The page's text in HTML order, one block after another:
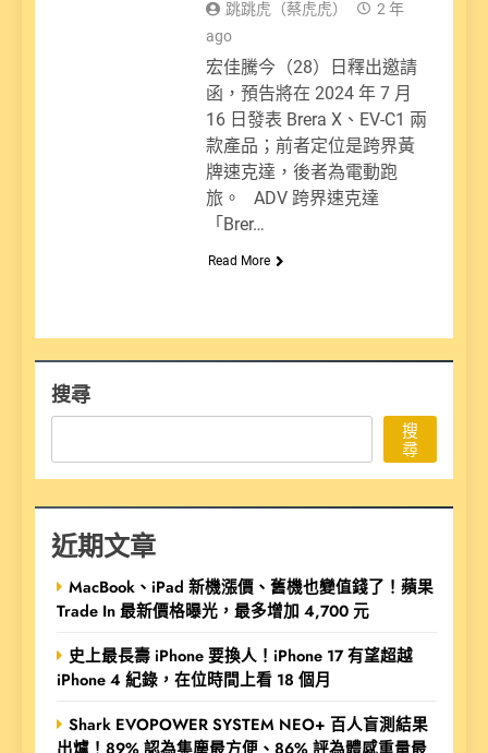
跳跳虎（蔡虎虎）
2 年
ago
宏佳騰今（28）日釋出邀請
函，預告將在 2024 年 7 月
16 日發表 Brera X、EV-C1 兩
款產品；前者定位是跨界黃
牌速克達，後者為電動跑
旅。 ADV 跨界速克達
「Brer…
Read More
搜尋
搜
尋
近期文章
MacBook、iPad 新機漲價、舊機也變值錢了！蘋果
Trade In 最新價格曝光，最多增加 4,700 元
史上最長壽 iPhone 要換人！iPhone 17 有望超越
iPhone 4 紀錄，在位時間上看 18 個月
Shark EVOPOWER SYSTEM NEO+ 百人盲測結果
出爐！89% 認為集塵最方便、86% 評為體感重量最